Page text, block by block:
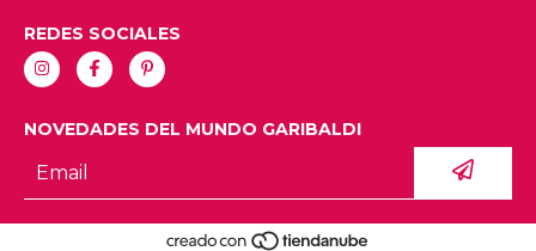
REDES SOCIALES
NOVEDADES DEL MUNDO GARIBALDI